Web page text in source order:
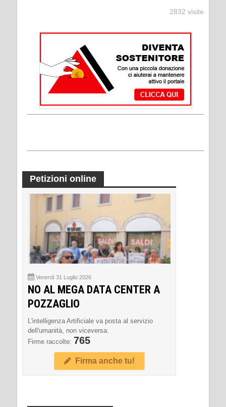
2832 visite
Petizioni online
Venerdì 31 Luglio 2026
NO AL MEGA DATA CENTER A
POZZAGLIO
L'intelligenza Artificiale va posta al servizio
dell'umanità, non viceversa.
Firme raccolte: 765
Firma anche tu!